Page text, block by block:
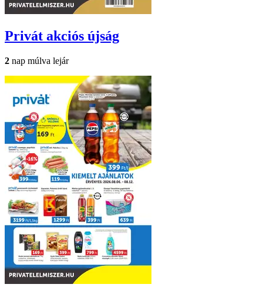
Privát akciós újság
2 nap múlva lejár